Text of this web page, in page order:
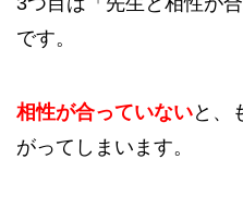
です。
相性が合っていないと、
がってしまいます。